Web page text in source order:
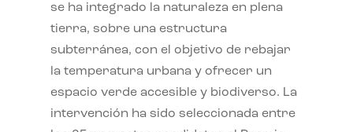
se ha integrado la naturaleza en plena
tierra, sobre una estructura
subterránea, con el objetivo de rebajar
la temperatura urbana y ofrecer un
espacio verde accesible y biodiverso. La
intervención ha sido seleccionada entre